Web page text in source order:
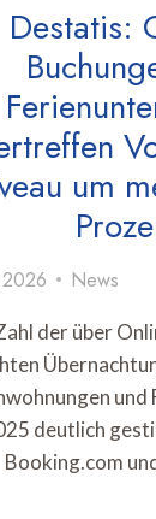
Destatis:
um
News
der über
und
deutlich
Booking.com